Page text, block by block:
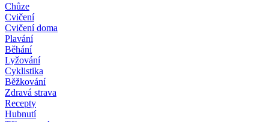
Chůze
Cvičení
Cvičení doma
Plavání
Běhání
Lyžování
Cyklistika
Běžkování
Zdravá strava
Recepty
Hubnutí